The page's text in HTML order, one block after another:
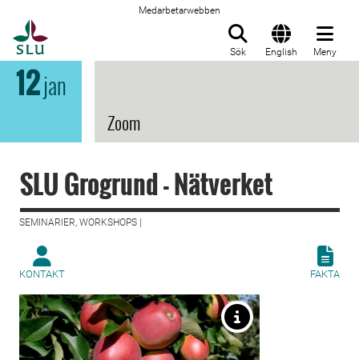
Medarbetarwebben
Sök English Meny
12jan
Zoom
SLU Grogrund - Nätverket
SEMINARIER, WORKSHOPS |
KONTAKT FAKTA